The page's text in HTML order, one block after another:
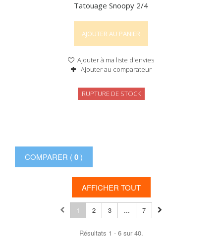
Tatouage Snoopy 2/4
AJOUTER AU PANIER
Ajouter à ma liste d'envies
Ajouter au comparateur
RUPTURE DE STOCK
COMPARER ( 0)
AFFICHER TOUT
1 2 3 ... 7
Résultats 1 - 6 sur 40.